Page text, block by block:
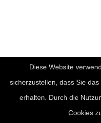
Diese Website
sicherzustellen, dass Sie
erhalten. Durch die
Cookies